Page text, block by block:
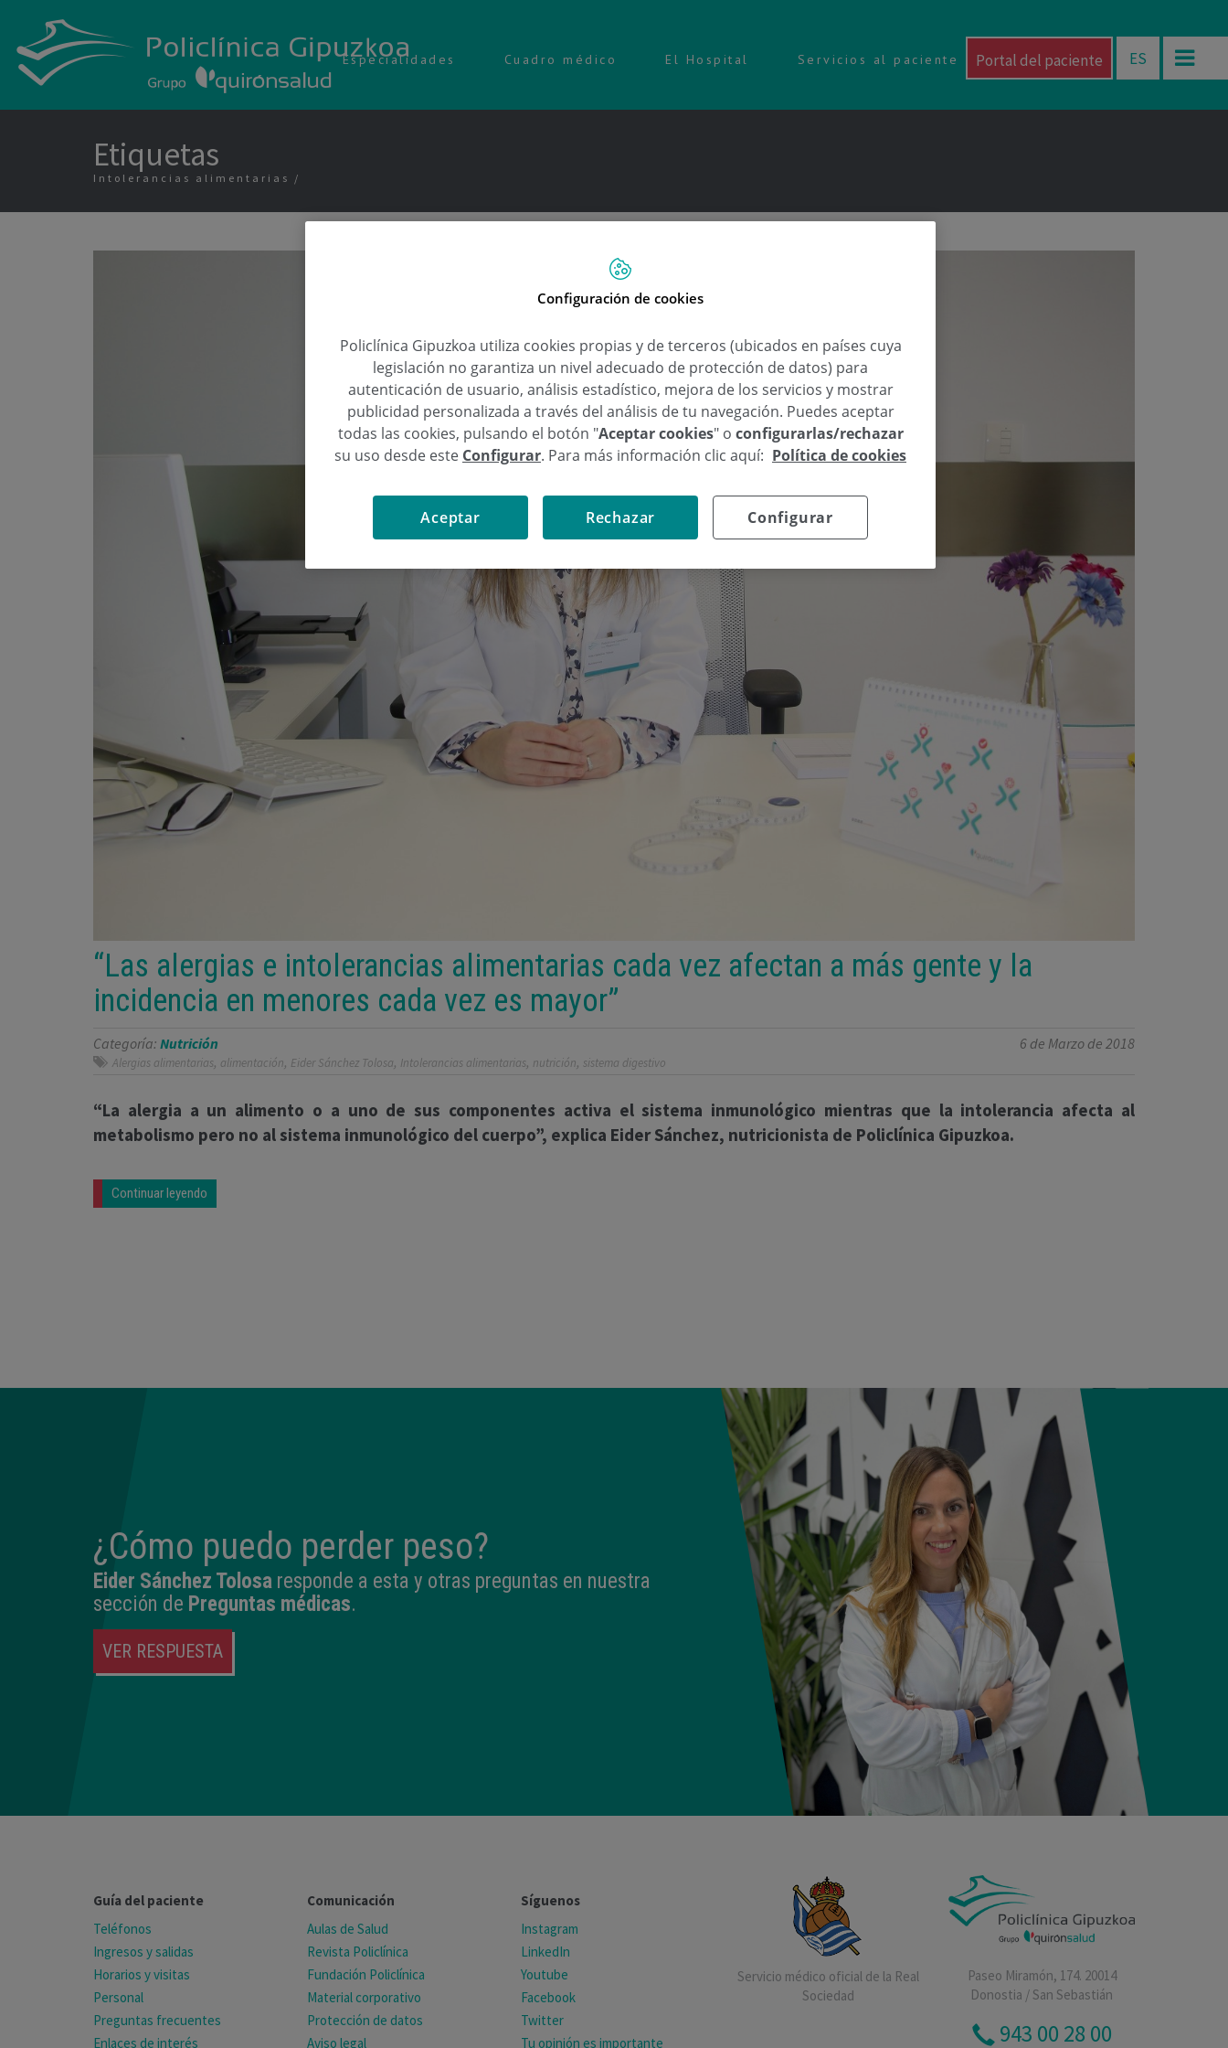
Especialidades Cuadro médico El Hospital Servicios al paciente Portal del paciente ES
Etiquetas
Intolerancias alimentarias
“Las alergias e intolerancias alimentarias cada vez afectan a más gente y la
incidencia en menores cada vez es mayor”
Categoría: Nutrición 6 de Marzo de 2018
Alergias alimentarias, alimentación, Eider Sánchez Tolosa, Intolerancias alimentarias, nutrición, sistema digestivo
“La alergia a un alimento o a uno de sus componentes activa el sistema inmunológico mientras que la intolerancia afecta al
metabolismo pero no al sistema inmunológico del cuerpo”, explica Eider Sánchez, nutricionista de Policlínica Gipuzkoa.
Continuar leyendo
¿Cómo puedo perder peso?
Eider Sánchez Tolosa responde a esta y otras preguntas en nuestra
sección de Preguntas médicas.
VER RESPUESTA
Guía del paciente
Teléfonos
Ingresos y salidas
Horarios y visitas
Personal
Preguntas frecuentes
Enlaces de interés
Comunicación
Aulas de Salud
Revista Policlínica
Fundación Policlínica
Material corporativo
Protección de datos
Aviso legal
Síguenos
Instagram
LinkedIn
Youtube
Facebook
Twitter
Tu opinión es importante
Servicio médico oficial de la Real
Sociedad
Paseo Miramón, 174. 20014
Donostia / San Sebastián
943 00 28 00
Configuración de cookies
Policlínica Gipuzkoa utiliza cookies propias y de terceros (ubicados en países cuya
legislación no garantiza un nivel adecuado de protección de datos) para
autenticación de usuario, análisis estadístico, mejora de los servicios y mostrar
publicidad personalizada a través del análisis de tu navegación. Puedes aceptar
todas las cookies, pulsando el botón "Aceptar cookies" o configurarlas/rechazar
su uso desde este Configurar. Para más información clic aquí: Política de cookies
Configurar
Rechazar
Aceptar